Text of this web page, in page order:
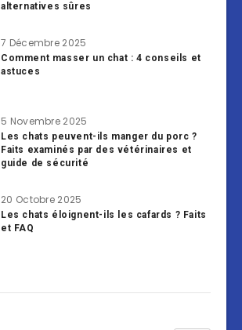
alternatives sûres
7 Décembre 2025
Comment masser un chat : 4 conseils et
astuces
5 Novembre 2025
Les chats peuvent-ils manger du porc ?
Faits examinés par des vétérinaires et
guide de sécurité
20 Octobre 2025
Les chats éloignent-ils les cafards ? Faits
et FAQ